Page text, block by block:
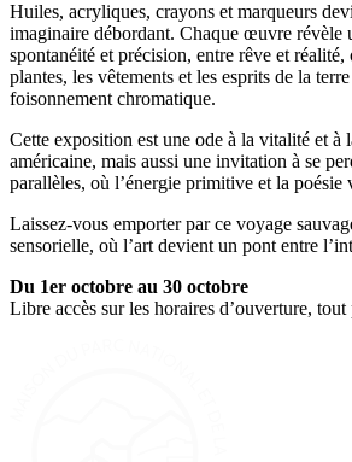
Huiles, acryliques, crayons et marqueurs
imaginaire débordant. Chaque œuvre révèle
spontanéité et précision, entre rêve et
plantes, les vêtements et les esprits de la
foisonnement chromatique.
Cette exposition est une ode à la vitalité et à
américaine, mais aussi une invitation à se
parallèles, où l’énergie primitive et la poésie
Laissez-vous emporter par ce voyage
sensorielle, où l’art devient un pont entre
Du 1er octobre au 30 octobre
Libre accès sur les horaires d’ouverture,